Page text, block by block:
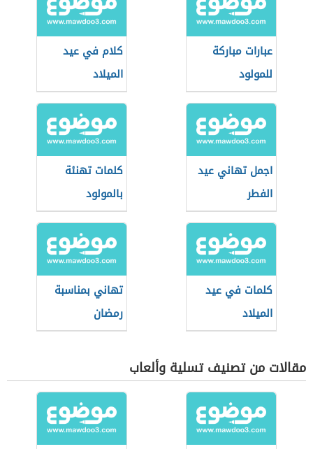
عبارات مباركة
للمولود
كلام في عيد
الميلاد
اجمل تهاني عيد
الفطر
كلمات تهنئة
بالمولود
كلمات في عيد
الميلاد
تهاني بمناسبة
رمضان
مقالات من تصنيف تسلية وألعاب